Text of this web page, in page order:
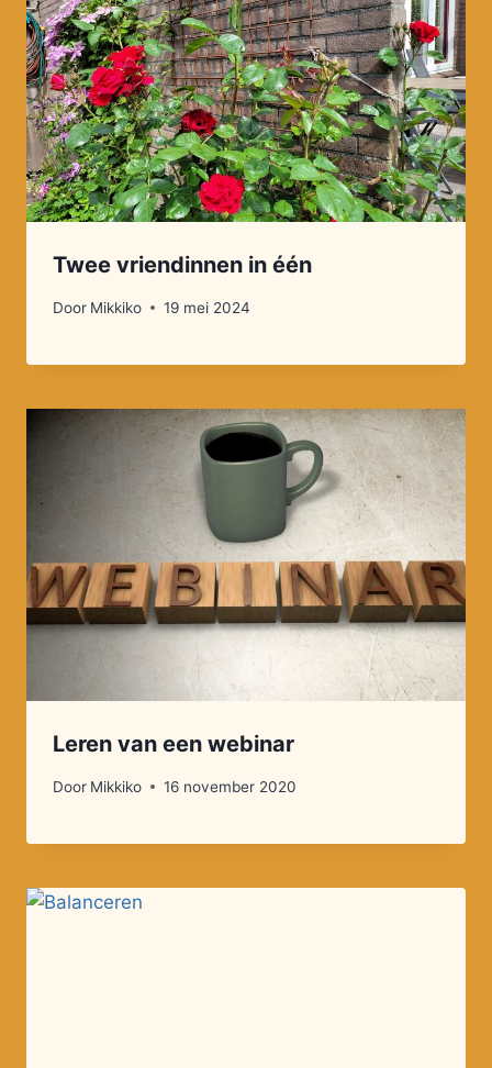
Twee vriendinnen in één
Door Mikkiko 19 mei 2024
Leren van een webinar
Door Mikkiko 16 november 2020